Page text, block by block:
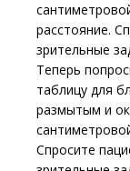
расстояние.
зрительные
Теперь
таблицу для
размытым и
Спросите